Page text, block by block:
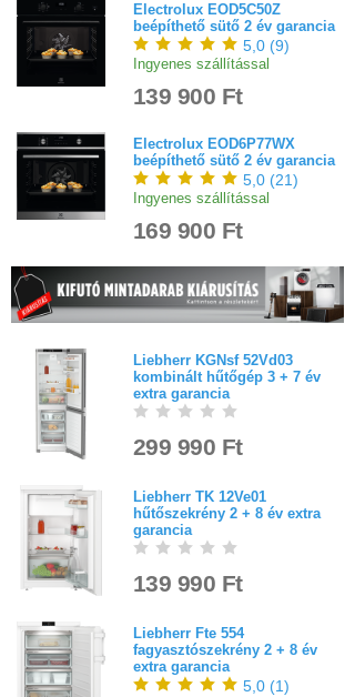
Electrolux EOD5C50Z
beépíthető sütő 2 év garancia
5,0 (9)
Ingyenes szállítással
139 900 Ft
Electrolux EOD6P77WX
beépíthető sütő 2 év garancia
5,0 (21)
Ingyenes szállítással
169 900 Ft
Liebherr KGNsf 52Vd03
kombinált hűtőgép 3 + 7 év
extra garancia
299 990 Ft
Liebherr TK 12Ve01
hűtőszekrény 2 + 8 év extra
garancia
139 990 Ft
Liebherr Fte 554
fagyasztószekrény 2 + 8 év
extra garancia
5,0 (1)